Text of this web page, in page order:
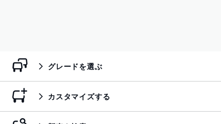
グレードを選ぶ
カスタマイズする